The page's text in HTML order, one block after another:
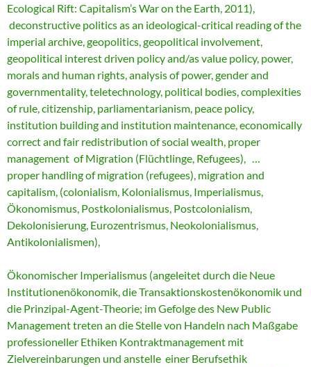
Ecological Rift: Capitalism’s War on the Earth, 2011),
deconstructive politics as an ideological-critical reading of the
imperial archive, geopolitics, geopolitical involvement,
geopolitical interest driven policy and/as value policy, power,
morals and human rights, analysis of power, gender and
governmentality, teletechnology, political bodies, complexities
of rule, citizenship, parliamentarianism, peace policy,
institution building and institution maintenance, economically
correct and fair redistribution of social wealth, proper
management of Migration (Flüchtlinge, Refugees), …
proper handling of migration (refugees), migration and
capitalism, (colonialism, Kolonialismus, Imperialismus,
Ökonomismus, Postkolonialismus, Postcolonialism,
Dekolonisierung, Eurozentrismus, Neokolonialismus,
Antikolonialismen),
Ökonomischer Imperialismus (angeleitet durch die Neue
Institutionenökonomik, die Transaktionskostenökonomik und
die Prinzipal-Agent-Theorie; im Gefolge des New Public
Management treten an die Stelle von Handeln nach Maßgabe
professioneller Ethiken Kontraktmanagement mit
Zielvereinbarungen und anstelle einer Berufsethik